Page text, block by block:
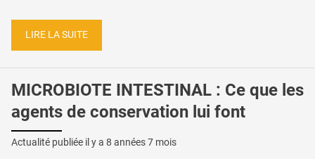
LIRE LA SUITE
MICROBIOTE INTESTINAL : Ce que les
agents de conservation lui font
Actualité publiée il y a 8 années 7 mois